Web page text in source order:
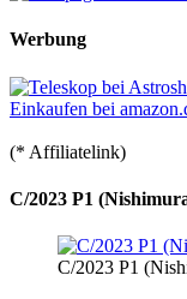
Werbung
Einkaufen bei
(* Affiliatelink)
C/2023 P1
C/2023 P1